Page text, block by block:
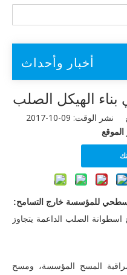
أخبار وأحداث
الهيكل الصلب
للمؤسسة خارج التسامح:
الصلب الداعمة يتجاوز
المسح المؤسسة، ومسح